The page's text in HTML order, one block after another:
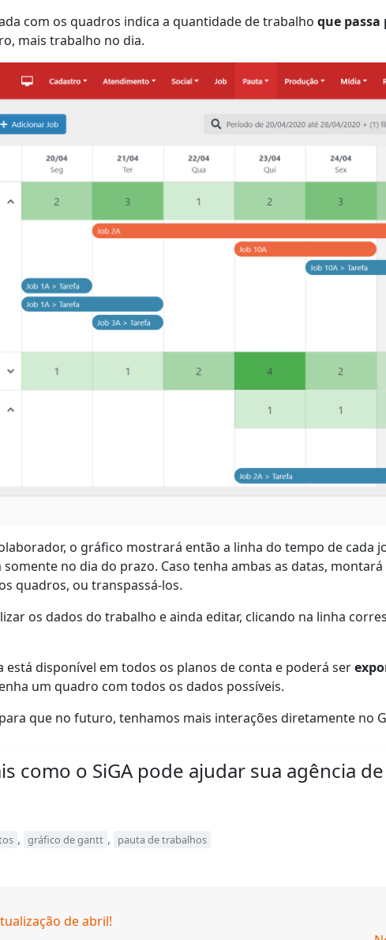
com os quadros indica a quantidade de trabalho que passa
mais trabalho no dia.
o gráfico mostrará então a linha do tempo de cada
somente no dia do prazo. Caso tenha ambas as datas,
quadros, ou transpassá-los.
os dados do trabalho e ainda editar, clicando na linha
está disponível em todos os planos de conta e poderá ser
um quadro com todos os dados possíveis.
que no futuro, tenhamos mais interações diretamente no
como o SiGA pode ajudar sua agência
, gráfico de gantt , pauta de trabalhos
de abril!